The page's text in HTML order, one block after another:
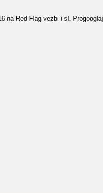
na Red Flag vezbi i sl. Progooglaj